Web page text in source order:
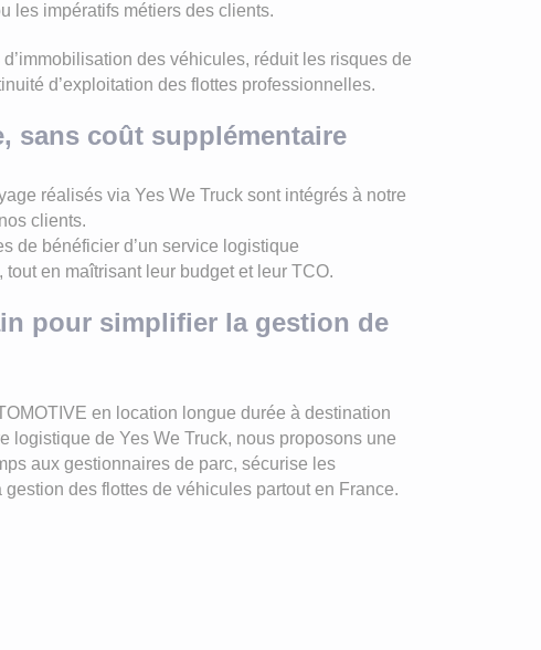
les impératifs métiers des clients.
des véhicules, réduit les risques de
d’exploitation des flottes professionnelles.
sans coût supplémentaire
réalisés via Yes We Truck sont intégrés à notre
clients.
de bénéficier d’un service logistique
en maîtrisant leur budget et leur TCO.
pour simplifier la gestion de
en location longue durée à destination
logistique de Yes We Truck, nous proposons une
aux gestionnaires de parc, sécurise les
des flottes de véhicules partout en France.